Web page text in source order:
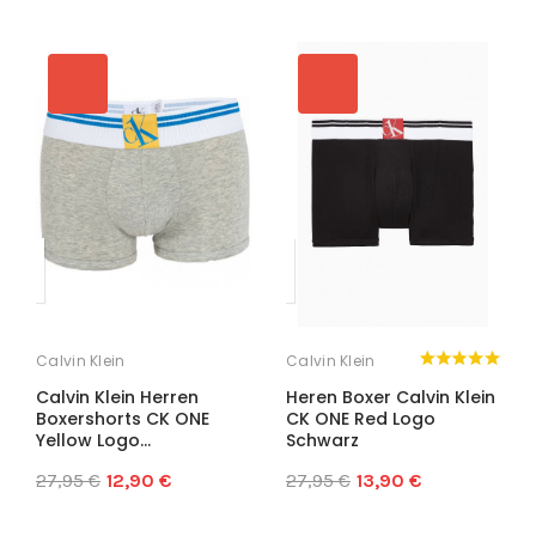
Calvin Klein
Calvin Klein Herren
Boxershorts CK ONE
Yellow Logo...
27,95 € 12,90 €
Calvin Klein
Heren Boxer Calvin Klein
CK ONE Red Logo
Schwarz
27,95 € 13,90 €